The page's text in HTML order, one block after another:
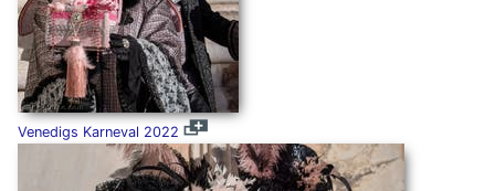
Venedigs Karneval 2022